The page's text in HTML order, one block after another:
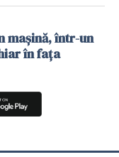
mașină, într-un
în fața